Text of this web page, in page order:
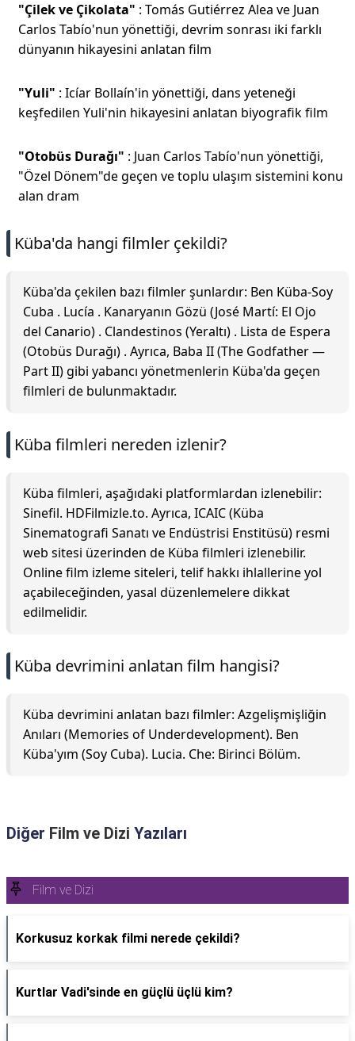
"Çilek ve Çikolata" : Tomás Gutiérrez Alea ve Juan
Carlos Tabío'nun yönettiği, devrim sonrası iki farklı
dünyanın hikayesini anlatan film
"Yuli" : Icíar Bollaín'in yönettiği, dans yeteneği
keşfedilen Yuli'nin hikayesini anlatan biyografik film
"Otobüs Durağı" : Juan Carlos Tabío'nun yönettiği,
"Özel Dönem"de geçen ve toplu ulaşım sistemini konu
alan dram
Küba'da hangi filmler çekildi?
Küba'da çekilen bazı filmler şunlardır: Ben Küba-Soy
Cuba . Lucía . Kanaryanın Gözü (José Martí: El Ojo
del Canario) . Clandestinos (Yeraltı) . Lista de Espera
(Otobüs Durağı) . Ayrıca, Baba II (The Godfather —
Part II) gibi yabancı yönetmenlerin Küba'da geçen
filmleri de bulunmaktadır.
Küba filmleri nereden izlenir?
Küba filmleri, aşağıdaki platformlardan izlenebilir:
Sinefil. HDFilmizle.to. Ayrıca, ICAIC (Küba
Sinematografi Sanatı ve Endüstrisi Enstitüsü) resmi
web sitesi üzerinden de Küba filmleri izlenebilir.
Online film izleme siteleri, telif hakkı ihlallerine yol
açabileceğinden, yasal düzenlemelere dikkat
edilmelidir.
Küba devrimini anlatan film hangisi?
Küba devrimini anlatan bazı filmler: Azgelişmişliğin
Anıları (Memories of Underdevelopment). Ben
Küba'yım (Soy Cuba). Lucia. Che: Birinci Bölüm.
Diğer Film ve Dizi Yazıları
Film ve Dizi
Korkusuz korkak filmi nerede çekildi?
Kurtlar Vadi'sinde en güçlü üçlü kim?